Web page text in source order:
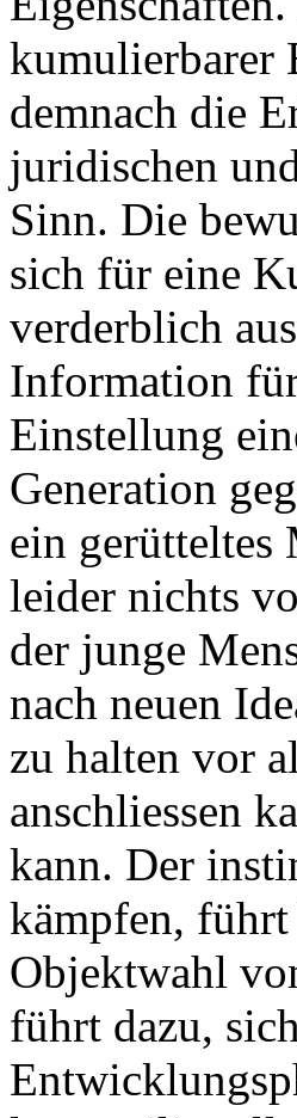
kumulierbarer
demnach die
juridischen
Sinn. Die
sich für eine
verderblich
Information
Einstellung
Generation
ein gerütteltes
leider nichts
der junge
nach neuen
zu halten vor
anschliessen
kann. Der
kämpfen,
Objektwahl
führt dazu,